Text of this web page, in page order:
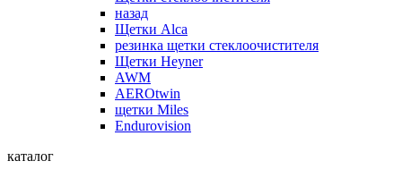
назад
Щетки Alca
резинка щетки стеклоочистителя
Щетки Heyner
AWM
AEROtwin
щетки Miles
Endurovision
каталог